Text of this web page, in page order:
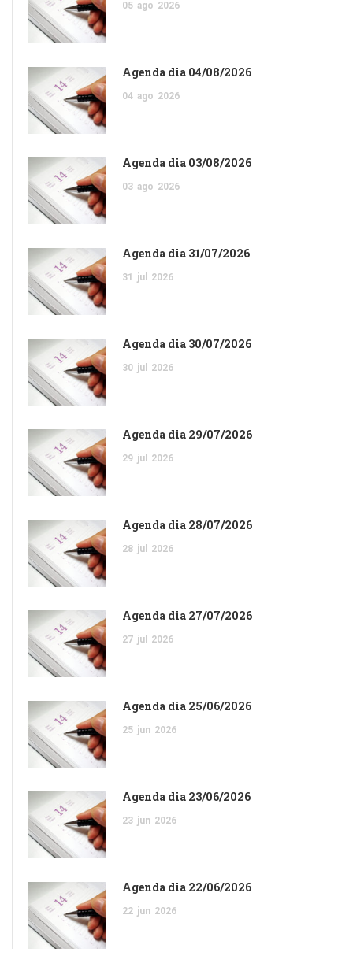
05 ago 2026
Agenda dia 04/08/2026
04 ago 2026
Agenda dia 03/08/2026
03 ago 2026
Agenda dia 31/07/2026
31 jul 2026
Agenda dia 30/07/2026
30 jul 2026
Agenda dia 29/07/2026
29 jul 2026
Agenda dia 28/07/2026
28 jul 2026
Agenda dia 27/07/2026
27 jul 2026
Agenda dia 25/06/2026
25 jun 2026
Agenda dia 23/06/2026
23 jun 2026
Agenda dia 22/06/2026
22 jun 2026